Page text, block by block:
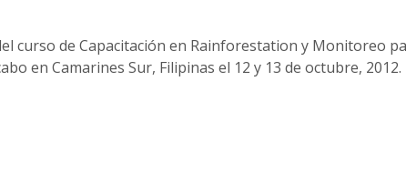
curso de Capacitación en Rainforestation y Monitoreo
en Camarines Sur, Filipinas el 12 y 13 de octubre, 2012.